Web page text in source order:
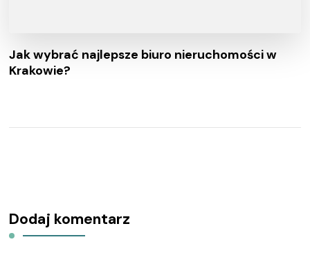
Jak wybrać najlepsze biuro nieruchomości w
Krakowie?
Dodaj komentarz